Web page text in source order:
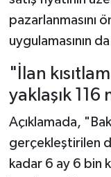
pazarlanmasını
uygulamasının
"İlan
yaklaşık
Açıklamada,
gerçekleştirilen
kadar 6 ay 6 bin